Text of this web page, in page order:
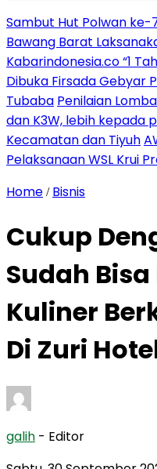
Sambut Hut Polwan ke-
Bawang Barat
Kabarindonesia.co “1
Dibuka Firsada Gebyar
Tubaba Penilaian
dan K3W, lebih kepada
Kecamatan dan Tiyuh
Pelaksanaan WSL Krui
Home / Bisnis
Cukup
Sudah
Kuliner
Di Zuri
galih - Editor